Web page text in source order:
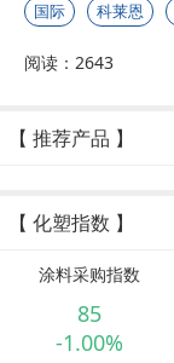
国际 科莱恩
阅读：2643
【 推荐产品 】
【 化塑指数 】
涂料采购指数
85
-1.00%